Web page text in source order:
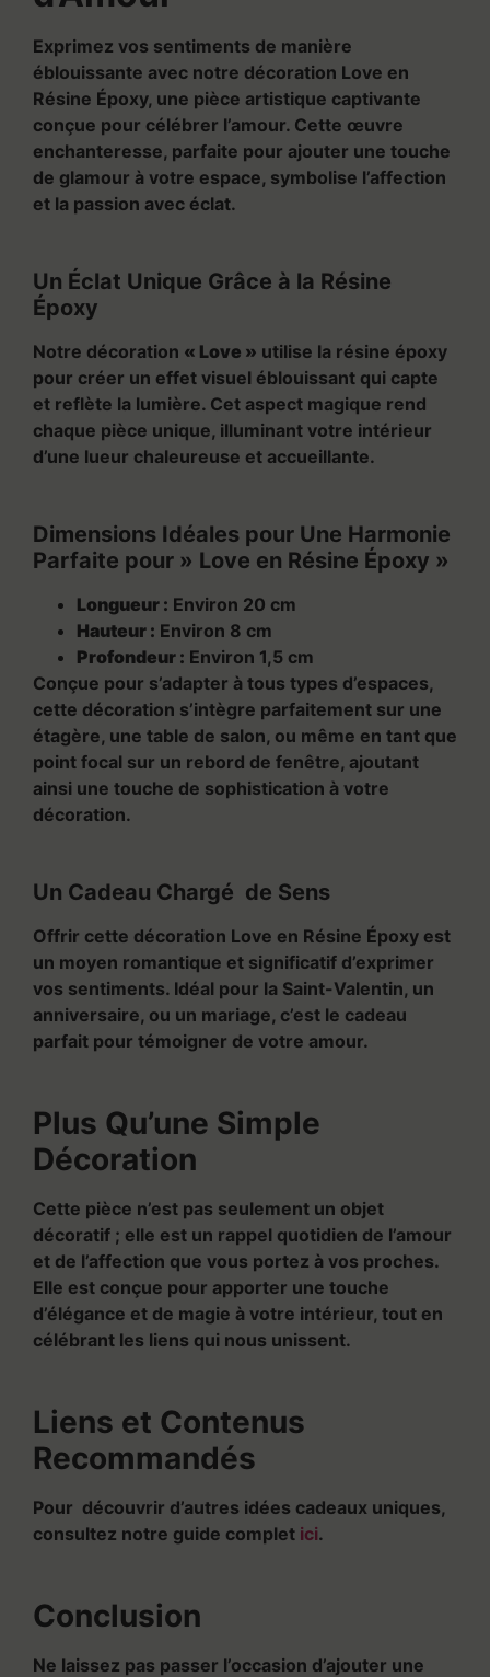
Exprimez vos sentiments de manière
éblouissante avec notre décoration Love en
Résine Époxy, une pièce artistique captivante
conçue pour célébrer l’amour. Cette œuvre
enchanteresse, parfaite pour ajouter une touche
de glamour à votre espace, symbolise l’affection
et la passion avec éclat.
Un Éclat Unique Grâce à la Résine
Époxy
Notre décoration « Love » utilise la résine époxy
pour créer un effet visuel éblouissant qui capte
et reflète la lumière. Cet aspect magique rend
chaque pièce unique, illuminant votre intérieur
d’une lueur chaleureuse et accueillante.
Dimensions Idéales pour Une Harmonie
Parfaite pour » Love en Résine Époxy »
Longueur : Environ 20 cm
Hauteur : Environ 8 cm
Profondeur : Environ 1,5 cm
Conçue pour s’adapter à tous types d’espaces,
cette décoration s’intègre parfaitement sur une
étagère, une table de salon, ou même en tant que
point focal sur un rebord de fenêtre, ajoutant
ainsi une touche de sophistication à votre
décoration.
Un Cadeau Chargé de Sens
Offrir cette décoration Love en Résine Époxy est
un moyen romantique et significatif d’exprimer
vos sentiments. Idéal pour la Saint-Valentin, un
anniversaire, ou un mariage, c’est le cadeau
parfait pour témoigner de votre amour.
Plus Qu’une Simple
Décoration
Cette pièce n’est pas seulement un objet
décoratif ; elle est un rappel quotidien de l’amour
et de l’affection que vous portez à vos proches.
Elle est conçue pour apporter une touche
d’élégance et de magie à votre intérieur, tout en
célébrant les liens qui nous unissent.
Liens et Contenus
Recommandés
Pour découvrir d’autres idées cadeaux uniques,
consultez notre guide complet ici.
Conclusion
Ne laissez pas passer l’occasion d’ajouter une